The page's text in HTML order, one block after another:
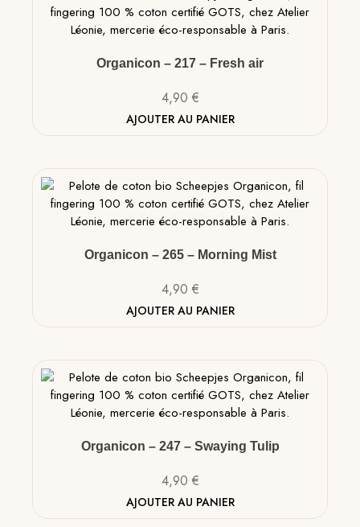
Organicon – 217 – Fresh air
4,90 €
AJOUTER AU PANIER
Organicon – 265 – Morning Mist
4,90 €
AJOUTER AU PANIER
Organicon – 247 – Swaying Tulip
4,90 €
AJOUTER AU PANIER